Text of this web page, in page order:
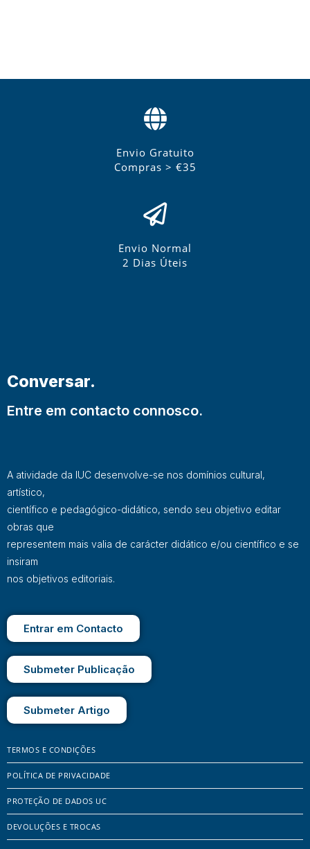
Envio Gratuito
Compras > €35
Envio Normal
2 Dias Úteis
Conversar.
Entre em contacto connosco.
A atividade da IUC desenvolve-se nos domínios cultural,
artístico,
científico e pedagógico-didático, sendo seu objetivo editar
obras que
representem mais valia de carácter didático e/ou científico e se
insiram
nos objetivos editoriais.
Entrar em Contacto
Submeter Publicação
Submeter Artigo
TERMOS E CONDIÇÕES
POLÍTICA DE PRIVACIDADE
PROTEÇÃO DE DADOS UC
DEVOLUÇÕES E TROCAS